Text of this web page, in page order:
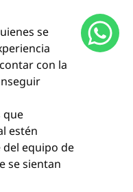
se
con la
que
estén
equipo de
se sientan